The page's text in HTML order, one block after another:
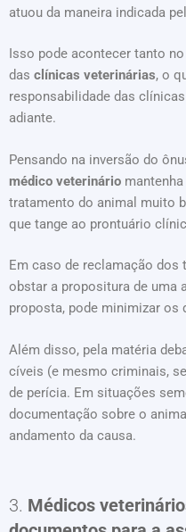
atuou da maneira indicada
Isso pode acontecer tanto
das clínicas veterinárias, o
responsabilidade das
adiante.
Pensando na inversão do
médico veterinário
tratamento do animal muito
que tange ao prontuário
Em caso de reclamação dos
obstar a propositura de uma
proposta, pode minimizar os
Além disso, pela matéria
cíveis (e mesmo criminais,
de perícia. Em situações
documentação sobre o
andamento da causa.
3. Médicos